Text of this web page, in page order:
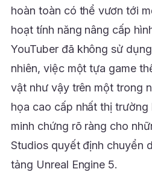
hoàn toàn có thể vươn tới
hoạt tính năng nâng cấp
YouTuber đã không sử
nhiên, việc một tựa game
vật như vậy trên một trong
họa cao cấp nhất thị trường
minh chứng rõ ràng cho
Studios quyết định chuyển
tảng Unreal Engine 5.